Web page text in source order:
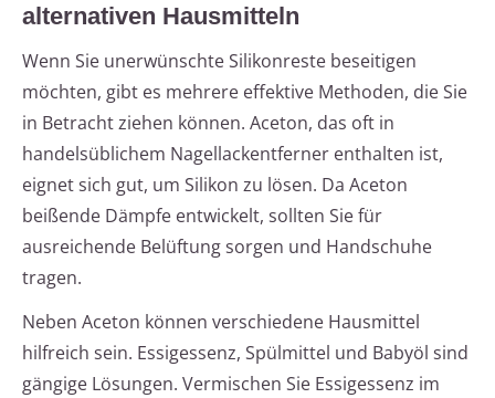
alternativen Hausmitteln
Wenn Sie unerwünschte Silikonreste beseitigen
möchten, gibt es mehrere effektive Methoden, die Sie
in Betracht ziehen können. Aceton, das oft in
handelsüblichem Nagellackentferner enthalten ist,
eignet sich gut, um Silikon zu lösen. Da Aceton
beißende Dämpfe entwickelt, sollten Sie für
ausreichende Belüftung sorgen und Handschuhe
tragen.
Neben Aceton können verschiedene Hausmittel
hilfreich sein. Essigessenz, Spülmittel und Babyöl sind
gängige Lösungen. Vermischen Sie Essigessenz im